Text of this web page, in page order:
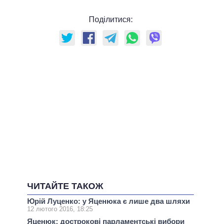
Поділитися:
ЧИТАЙТЕ ТАКОЖ
Юрій Луценко: у Яценюка є лише два шляхи
12 лютого 2016, 18:25
Яценюк: дострокові парламентські вибори